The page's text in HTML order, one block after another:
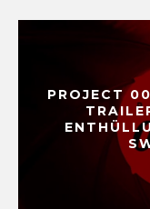
PROJECT